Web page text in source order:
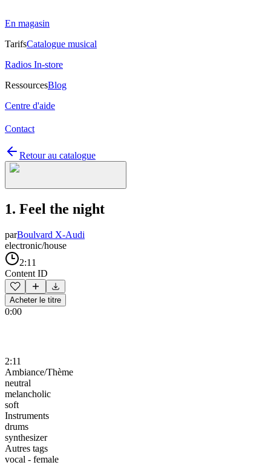
En magasin
TarifsCatalogue musical
Radios In-store
RessourcesBlog
Centre d'aide
Contact
Retour au catalogue
1. Feel the night
parBoulvard X-Audi
electronic/house
2:11
Content ID
Acheter le titre
0:00
2:11
Ambiance/Thème
neutral
melancholic
soft
Instruments
drums
synthesizer
Autres tags
vocal - female